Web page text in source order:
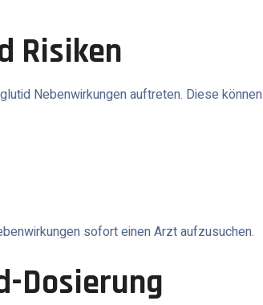
Risiken
Nebenwirkungen auftreten. Diese können
sofort einen Arzt aufzusuchen.
Dosierung